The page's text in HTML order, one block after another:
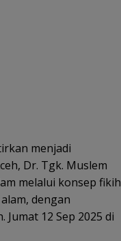
menjadi
Dr. Tgk. Muslem
melalui konsep fikih
dengan
12 Sep 2025 di